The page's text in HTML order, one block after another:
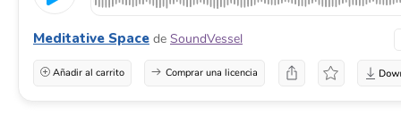
Meditative Space de SoundVessel
Añadir al carrito Comprar una licencia